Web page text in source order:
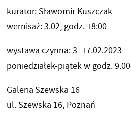
kurator: Sławomir Kuszczak
wernisaż: 3.02, godz. 18:00
wystawa czynna: 3–17.02.2023
poniedziałek-piątek w godz.
Galeria Szewska 16
ul. Szewska 16, Poznań